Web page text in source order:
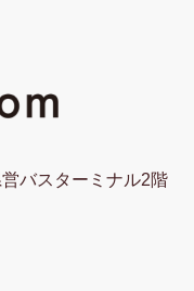
バスターミナル2階